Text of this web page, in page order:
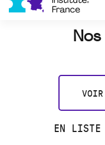
Nos
VOIR
EN LISTE